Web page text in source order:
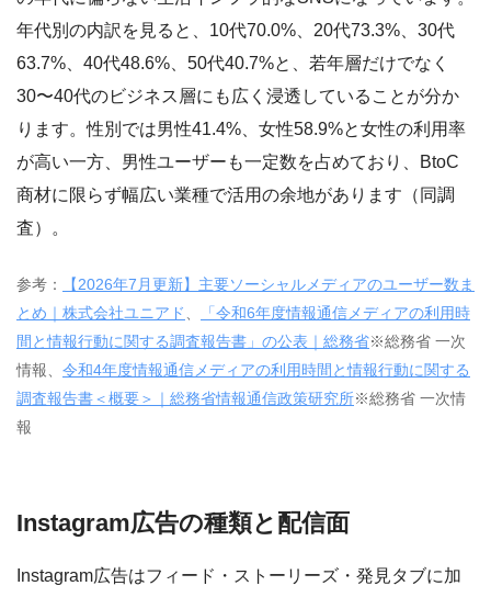
年代別の内訳を見ると、10代70.0%、20代73.3%、30代
63.7%、40代48.6%、50代40.7%と、若年層だけでなく
30〜40代のビジネス層にも広く浸透していることが分か
ります。性別では男性41.4%、女性58.9%と女性の利用率
が高い一方、男性ユーザーも一定数を占めており、BtoC
商材に限らず幅広い業種で活用の余地があります（同調
査）。
参考：
【2026年7月更新】主要ソーシャルメディアのユーザー数ま
とめ｜株式会社ユニアド 、
「令和6年度情報通信メディアの利用時
間と情報行動に関する調査報告書」の公表｜総務省※総務省 一次
情報、 令和4年度情報通信メディアの利用時間と情報行動に関する
調査報告書＜概要＞｜総務省情報通信政策研究所※総務省 一次情
報
Instagram広告の種類と配信面
Instagram広告はフィード・ストーリーズ・発見タブに加